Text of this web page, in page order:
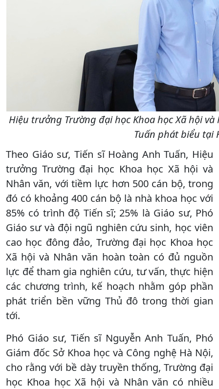
Hiệu trưởng Trường đại học Khoa học Xã hội
Tuấn phát biểu tại
Theo Giáo sư, Tiến sĩ Hoàng Anh Tuấn, Hiệu
trưởng Trường đại học Khoa học Xã hội và
Nhân văn, với tiềm lực hơn 500 cán bộ, trong
đó có khoảng 400 cán bộ là nhà khoa học với
85% có trình độ Tiến sĩ; 25% là Giáo sư, Phó
Giáo sư và đội ngũ nghiên cứu sinh, học viên
cao học đông đảo, Trường đại học Khoa học
Xã hội và Nhân văn hoàn toàn có đủ nguồn
lực để tham gia nghiên cứu, tư vấn, thực hiện
các chương trình, kế hoạch nhằm góp phần
phát triển bền vững Thủ đô trong thời gian
tới.
Phó Giáo sư, Tiến sĩ Nguyễn Anh Tuấn, Phó
Giám đốc Sở Khoa học và Công nghệ Hà Nội,
cho rằng với bề dày truyền thống, Trường đại
học Khoa học Xã hội và Nhân văn có nhiều